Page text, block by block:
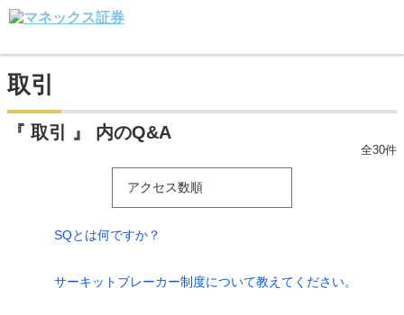
取引
『 取引 』 内のQ&A
全30件
アクセス数順
SQとは何ですか？
サーキットブレーカー制度について教えてください。